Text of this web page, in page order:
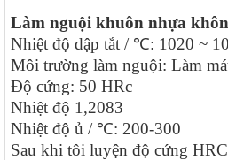
Làm nguội khuôn nhựa
Nhiệt độ dập tắt / ℃: 1020 ~
Môi trường làm nguội: Làm
Độ cứng: 50 HRc
Nhiệt độ 1,2083
Nhiệt độ ủ / ℃: 200-300
Sau khi tôi luyện độ cứng